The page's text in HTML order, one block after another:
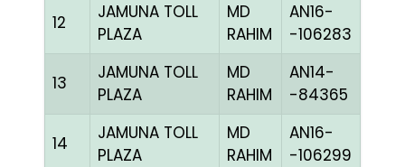
12
JAMUNA TOLL
PLAZA
MD
RAHIM
AN16-
-106283
13
JAMUNA TOLL
PLAZA
MD
RAHIM
AN14-
-84365
14
JAMUNA TOLL
PLAZA
MD
RAHIM
AN16-
-106299